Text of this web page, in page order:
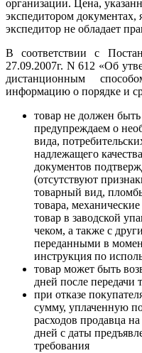
организации. Цена,
экспедитором документах,
экспедитор не обладает
В соответствии с
27.09.2007г. N 612 «Об
дистанционным
информацию о порядке и
товар не должен
предупреждаем о
вида,
надлежащего
документов
(отсутствуют
товарный вид,
товара,
товар в заводской
чеком, а также с
переданными в
инструкция по
товар может быть
дней после передачи
при отказе
сумму, уплаченную
расходов продавца
дней с даты
требования